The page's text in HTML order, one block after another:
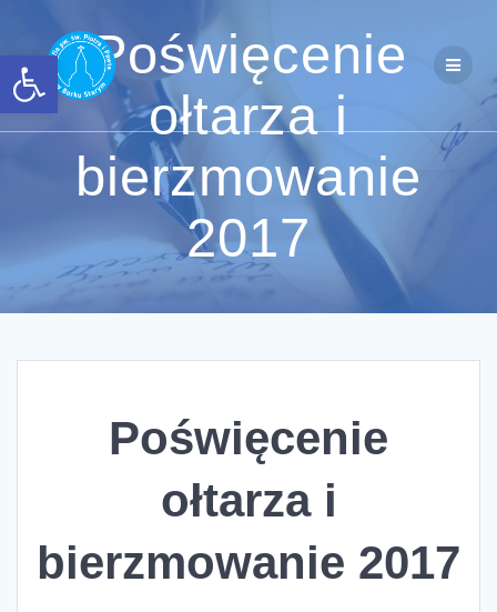
treści
Poświęcenie
ołtarza i
bierzmowanie
2017
Poświęcenie
ołtarza i
bierzmowanie 2017
Otwórz pasek narzędzi